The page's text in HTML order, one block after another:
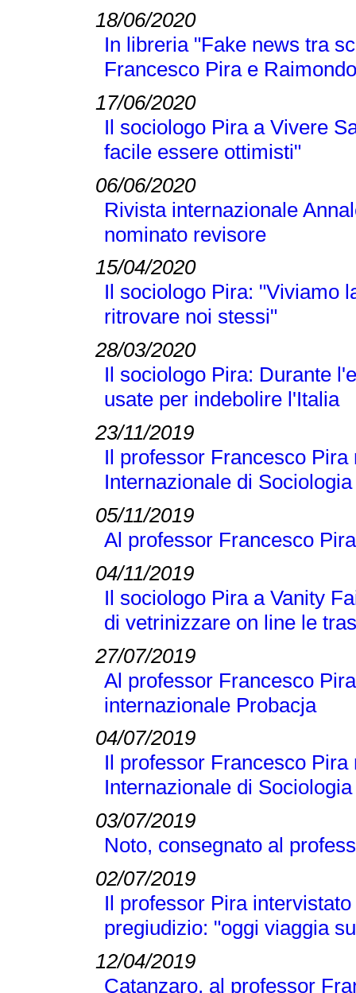
18/06/2020
In libreria "Fake news tra
Francesco Pira e
17/06/2020
Il sociologo Pira a Vivere
facile essere ottimisti"
06/06/2020
Rivista internazionale
nominato revisore
15/04/2020
Il sociologo Pira: "Viviamo
ritrovare noi stessi"
28/03/2020
Il sociologo Pira: Durante
usate per indebolire l'Italia
23/11/2019
Il professor Francesco
Internazionale di
05/11/2019
Al professor Francesco
04/11/2019
Il sociologo Pira a Vanity
di vetrinizzare on line le
27/07/2019
Al professor Francesco
internazionale Probacja
04/07/2019
Il professor Francesco
Internazionale di
03/07/2019
Noto, consegnato al
02/07/2019
Il professor Pira
pregiudizio: "oggi viaggia
12/04/2019
Catanzaro, al professor